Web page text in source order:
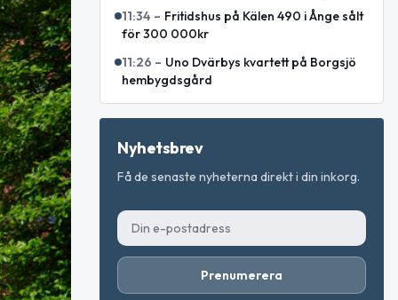
11:34 – Fritidshus på Kälen 490 i Ånge sålt
för 300 000kr
11:26 – Uno Dvärbys kvartett på Borgsjö
hembygdsgård
Nyhetsbrev
Få de senaste nyheterna direkt i din inkorg.
Prenumerera